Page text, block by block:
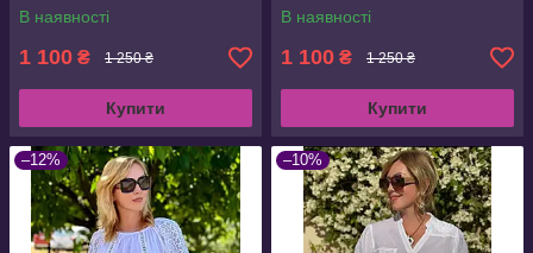
В наявності
1 100 ₴ 1 250 ₴
Купити
В наявності
1 100 ₴ 1 250 ₴
Купити
–12% –10%